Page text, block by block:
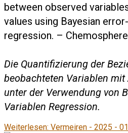
between observed
values using Bayesian
regression. –
Die Quantifizierung der
beobachteten Variablen mit
unter der Verwendung von
Variablen Regression.
Weiterlesen: Vermeiren - 2025 - 01